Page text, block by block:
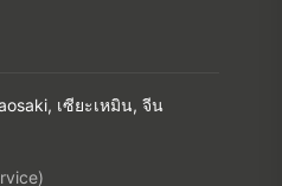
เซียะเหมิน, จีน